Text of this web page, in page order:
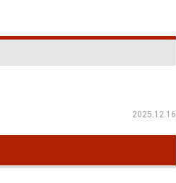
2025.12.16